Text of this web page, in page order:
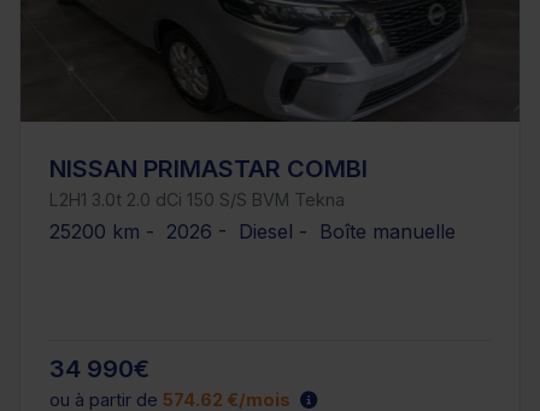
NISSAN PRIMASTAR COMBI
L2H1 3.0t 2.0 dCi 150 S/S BVM Tekna
25200 km - 2026 - Diesel - Boîte manuelle
34 990€
ou à partir de 574.62 €/mois